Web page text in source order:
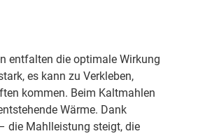
entfalten die optimale Wirkung
es kann zu Verkleben,
kommen. Beim Kaltmahlen
Wärme. Dank
die Mahlleistung steigt, die